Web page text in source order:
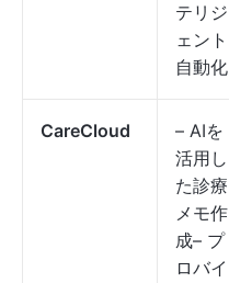
テリジ
ェント
自動化
CareCloud
– AIを
活用し
た診療
メモ作
成– プ
ロバイ